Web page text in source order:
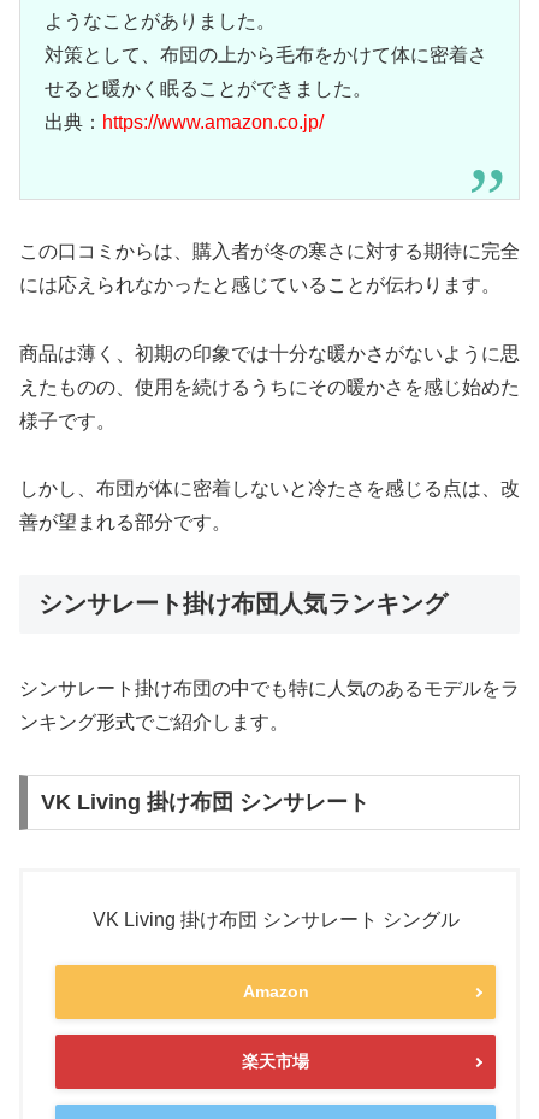
ようなことがありました。
対策として、布団の上から毛布をかけて体に密着さ
せると暖かく眠ることができました。
出典： https://www.amazon.co.jp/
この口コミからは、購入者が冬の寒さに対する期待に完全
には応えられなかったと感じていることが伝わります。
商品は薄く、初期の印象では十分な暖かさがないように思
えたものの、使用を続けるうちにその暖かさを感じ始めた
様子です。
しかし、布団が体に密着しないと冷たさを感じる点は、改
善が望まれる部分です。
シンサレート掛け布団人気ランキング
シンサレート掛け布団の中でも特に人気のあるモデルをラ
ンキング形式でご紹介します。
VK Living 掛け布団 シンサレート
VK Living 掛け布団 シンサレート シングル
Amazon
楽天市場